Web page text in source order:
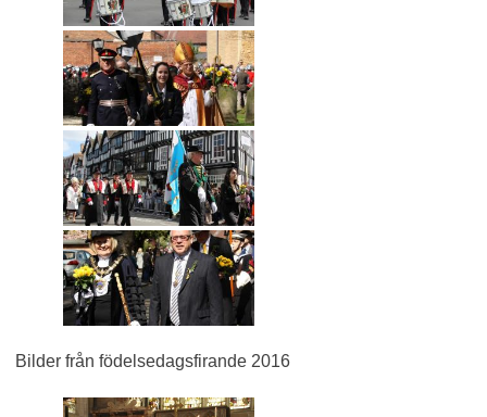
Bilder från födelsedagsfirande 2016